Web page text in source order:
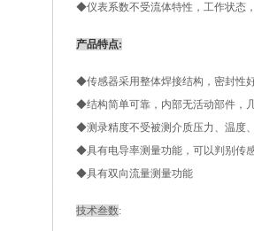
◆仪表系数不受流体特性，工作状态
产品特点:
◆传感器采用整体焊接结构，密封性
◆结构简单可靠，内部无活动部件，
◆测录精度不受被测介质压力、温度
◆具有电导率测量功能，可以判别传
◆具有双向流量测量功能
技术叁数: